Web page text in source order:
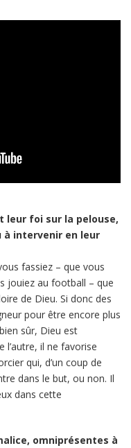
leur foi sur la pelouse,
à intervenir en leur
fassiez – que vous
jouiez au football – que
de Dieu. Si donc des
pour être encore plus
sûr, Dieu est
l’autre, il ne favorise
qui, d’un coup de
dans le but, ou non. Il
dans cette
omniprésentes à